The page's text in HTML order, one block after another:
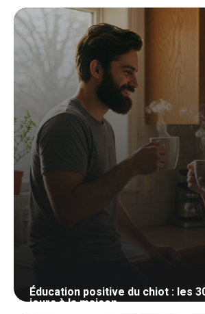
28 mai 2026
Éducation positive du chiot : les
jours à la maison